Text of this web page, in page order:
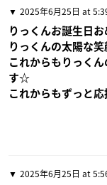
2025年6月25日 at
りっくんお誕生日
りっくんの太陽な
これからもりっく
す☆
2025年6月25日 at